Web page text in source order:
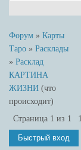
Форум » Карты
Таро » Расклады
» Расклад
КАРТИНА
ЖИЗНИ (что
происходит)
Страница 1 из 1 1